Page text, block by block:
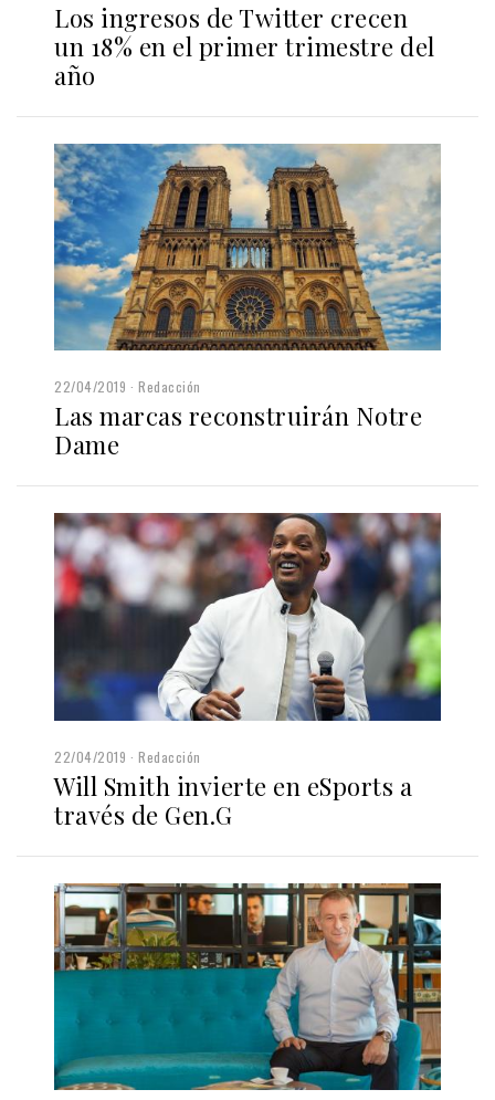
Los ingresos de Twitter crecen
un 18% en el primer trimestre del
año
22/04/2019 Redacción
Las marcas reconstruirán Notre
Dame
22/04/2019 Redacción
Will Smith invierte en eSports a
través de Gen.G